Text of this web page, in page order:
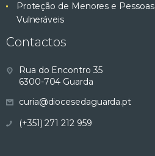
Proteção de Menores e Pessoas
Vulneráveis
Contactos
Rua do Encontro 35
6300-704 Guarda
curia@diocesedaguarda.pt
(+351) 271 212 959